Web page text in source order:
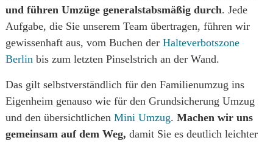
und führen Umzüge generalstabsmäßig durch. Jede
Aufgabe, die Sie unserem Team übertragen, führen wir
gewissenhaft aus, vom Buchen der Halteverbotszone
Berlin bis zum letzten Pinselstrich an der Wand.
Das gilt selbstverständlich für den Familienumzug ins
Eigenheim genauso wie für den Grundsicherung Umzug
und den übersichtlichen Mini Umzug. Machen wir uns
gemeinsam auf dem Weg, damit Sie es deutlich leichter